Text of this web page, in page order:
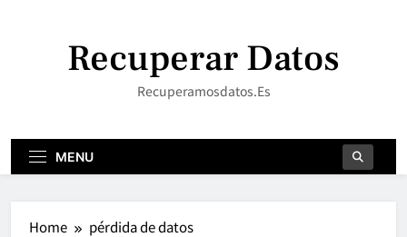
Recuperar Datos
Recuperamosdatos.es
MENU
Home pérdida de datos